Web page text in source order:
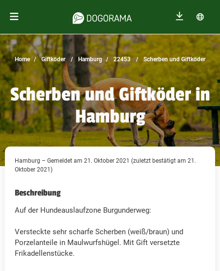
Home Giftköder Hamburg 22453 Scherben und Giftköder
Scherben und Giftköder in
Hamburg
Hamburg – Gemeldet am 21. Oktober 2021 (zuletzt bestätigt am 21.
Oktober 2021)
Beschreibung
Auf der Hundeauslaufzone Burgunderweg:
Versteckte sehr scharfe Scherben (weiß/braun) und
Porzelanteile in Maulwurfshügel. Mit Gift versetzte
Frikadellenstücke.